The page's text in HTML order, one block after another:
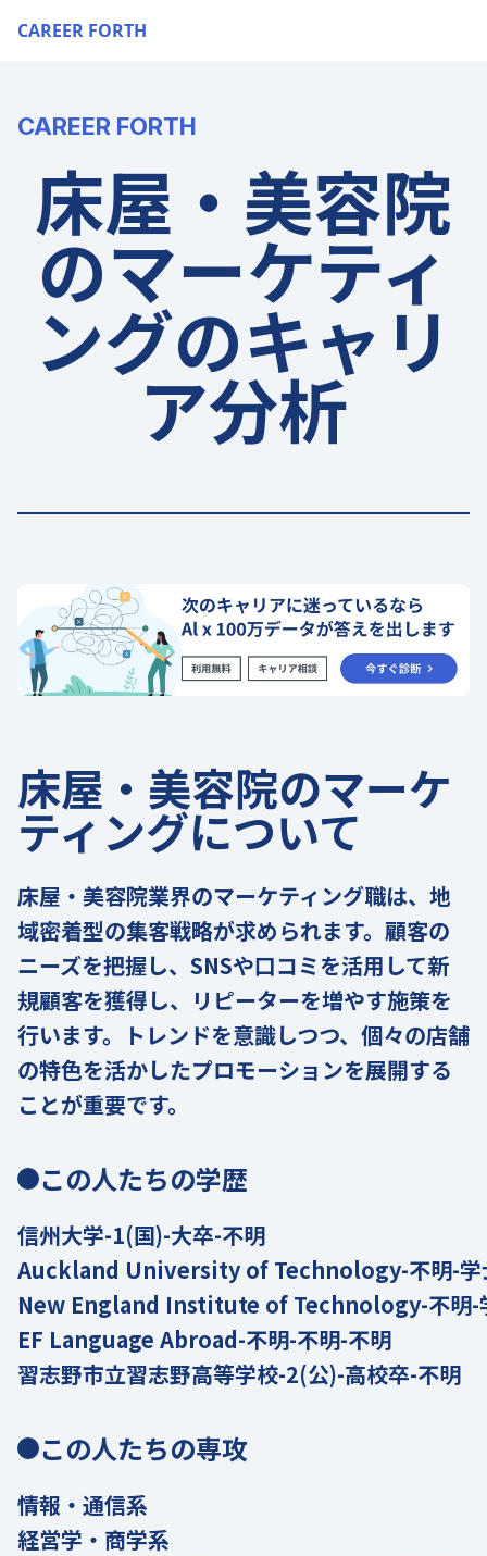
CAREER FORTH
CAREER FORTH
床屋・美容院
のマーケティ
ングのキャリ
ア分析
床屋・美容院のマーケ
ティングについて
床屋・美容院業界のマーケティング職は、地
域密着型の集客戦略が求められます。顧客の
ニーズを把握し、SNSや口コミを活用して新
規顧客を獲得し、リピーターを増やす施策を
行います。トレンドを意識しつつ、個々の店舗
の特色を活かしたプロモーションを展開する
ことが重要です。
この人たちの学歴
信州大学-1(国)-大卒-不明
Auckland University of Technology-不明-学
New England Institute of Technology-不明-
EF Language Abroad-不明-不明-不明
習志野市立習志野高等学校-2(公)-高校卒-不明
この人たちの専攻
情報・通信系
経営学・商学系